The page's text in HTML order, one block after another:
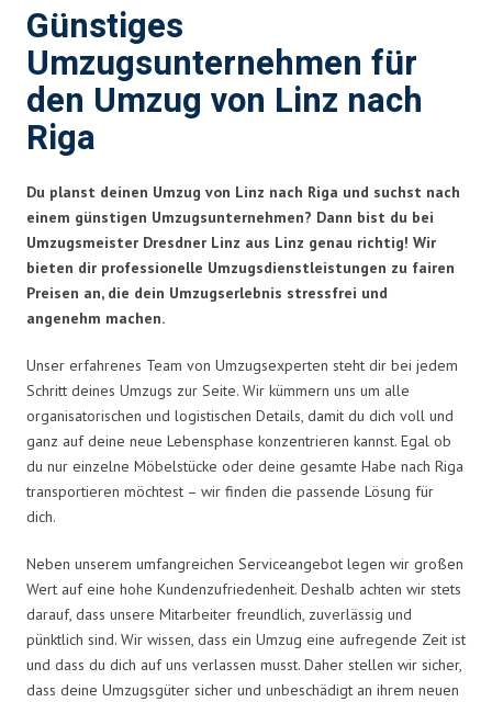
Günstiges
Umzugsunternehmen für
den Umzug von Linz nach
Riga
Du planst deinen Umzug von Linz nach Riga und suchst nach
einem günstigen Umzugsunternehmen? Dann bist du bei
Umzugsmeister Dresdner Linz aus Linz genau richtig! Wir
bieten dir professionelle Umzugsdienstleistungen zu fairen
Preisen an, die dein Umzugserlebnis stressfrei und
angenehm machen.
Unser erfahrenes Team von Umzugsexperten steht dir bei jedem
Schritt deines Umzugs zur Seite. Wir kümmern uns um alle
organisatorischen und logistischen Details, damit du dich voll und
ganz auf deine neue Lebensphase konzentrieren kannst. Egal ob
du nur einzelne Möbelstücke oder deine gesamte Habe nach Riga
transportieren möchtest – wir finden die passende Lösung für
dich.
Neben unserem umfangreichen Serviceangebot legen wir großen
Wert auf eine hohe Kundenzufriedenheit. Deshalb achten wir stets
darauf, dass unsere Mitarbeiter freundlich, zuverlässig und
pünktlich sind. Wir wissen, dass ein Umzug eine aufregende Zeit ist
und dass du dich auf uns verlassen musst. Daher stellen wir sicher,
dass deine Umzugsgüter sicher und unbeschädigt an ihrem neuen